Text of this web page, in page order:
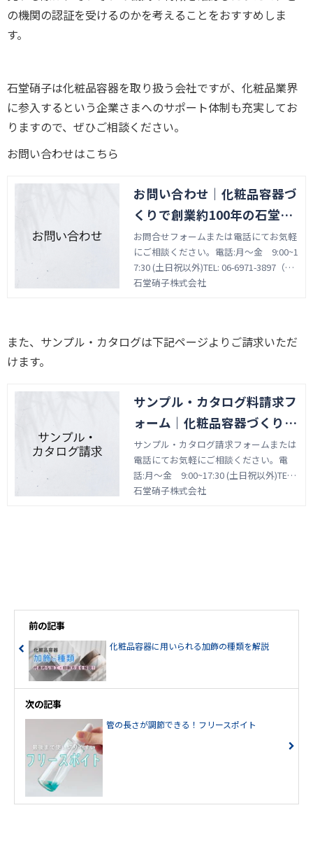
の機関の認証を受けるのかを考えることをおすすめしま
す。
石堂硝子は化粧品容器を取り扱う会社ですが、化粧品業界
に参入するという企業さまへのサポート体制も充実してお
りますので、ぜひご相談ください。
お問い合わせはこちら
お問い合わせ｜化粧品容器づ
くりで創業約100年の石堂硝
子株式会社
お問合せフォームまたは電話にてお気軽
にご相談ください。電話:月～金 9:00~1
7:30 (土日祝以外)TEL: 06-6971-3897（大
阪） TEL: 03-6418-1357（東京）
石堂硝子株式会社
また、サンプル・カタログは下記ページよりご請求いただ
けます。
サンプル・カタログ料請求フ
ォーム｜化粧品容器づくりで
創業約100年の石堂硝子株式
会社
サンプル・カタログ請求フォームまたは
電話にてお気軽にご相談ください。電
話:月～金 9:00~17:30 (土日祝以外)TEL:
06-6971-3897（大阪） TEL: 03-6418-135
石堂硝子株式会社
前の記事
化粧品容器に用いられる加飾の種類を解説
次の記事
管の長さが調節できる！フリースポイト